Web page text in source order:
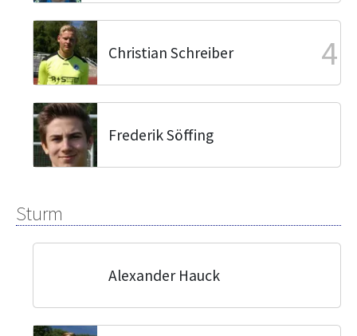
Christian Schreiber 4
Frederik Söffing
Sturm
Alexander Hauck